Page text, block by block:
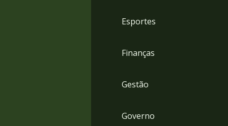
Esportes
Finanças
Gestão
Governo